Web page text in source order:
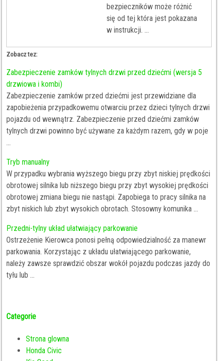
bezpieczników może różnić
się od tej która jest pokazana
w instrukcji. ...
Zobacz tez:
Zabezpieczenie zamków tylnych drzwi przed dziećmi (wersja 5
drzwiowa i kombi)
Zabezpieczenie zamków przed dziećmi jest przewidziane dla
zapobieżenia przypadkowemu otwarciu przez dzieci tylnych drzwi
pojazdu od wewnątrz. Zabezpieczenie przed dziećmi zamków
tylnych drzwi powinno być używane za każdym razem, gdy w poje
...
Tryb manualny
W przypadku wybrania wyższego biegu przy zbyt niskiej prędkości
obrotowej silnika lub niższego biegu przy zbyt wysokiej prędkości
obrotowej zmiana biegu nie nastąpi. Zapobiega to pracy silnika na
zbyt niskich lub zbyt wysokich obrotach. Stosowny komunika ...
Przedni-tylny układ ułatwiający parkowanie
Ostrzeżenie Kierowca ponosi pełną odpowiedzialność za manewr
parkowania. Korzystając z układu ułatwiającego parkowanie,
należy zawsze sprawdzić obszar wokół pojazdu podczas jazdy do
tyłu lub ...
Categorie
Strona glowna
Honda Civic